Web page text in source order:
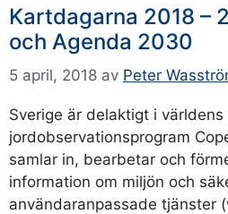
Kartdagarna 2018 –
och Agenda 2030
5 april, 2018 av Peter
Sverige är delaktigt i
jordobservationsprogram
samlar in, bearbetar och
information om miljön och
användaranpassade tjänster